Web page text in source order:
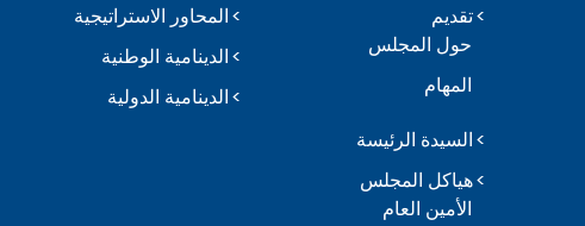
تقديم
حول المجلس
المهام
السيدة الرئيسة
هياكل المجلس
الأمين العام
المحاور الاستراتيجية
الدينامية الوطنية
الدينامية الدولية